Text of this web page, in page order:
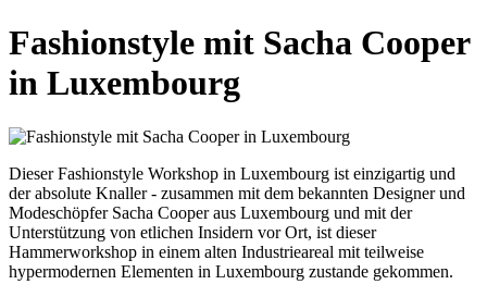
Fashionstyle mit Sacha Cooper
in Luxembourg
Dieser Fashionstyle Workshop in Luxembourg ist einzigartig und
der absolute Knaller - zusammen mit dem bekannten Designer und
Modeschöpfer Sacha Cooper aus Luxembourg und mit der
Unterstützung von etlichen Insidern vor Ort, ist dieser
Hammerworkshop in einem alten Industrieareal mit teilweise
hypermodernen Elementen in Luxembourg zustande gekommen.